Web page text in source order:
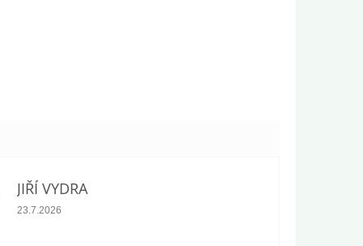
JIŘÍ VYDRA
Hodnocení obchodu je 5 z 5 hvězdiček.
23.7.2026